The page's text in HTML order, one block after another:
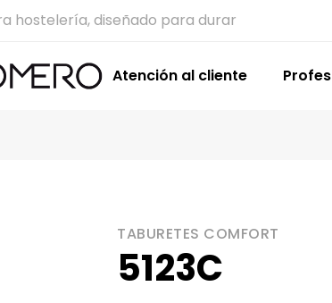
hostelería, diseñado para durar
Atención al cliente
TABURETES COMFORT
5123C